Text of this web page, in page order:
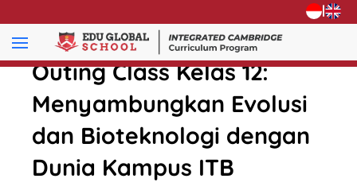
|
Outing Class Kelas 12:
Menyambungkan Evolusi
dan Bioteknologi dengan
Dunia Kampus ITB